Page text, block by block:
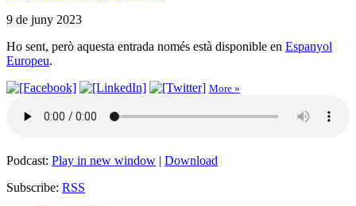
9 de juny 2023
Ho sent, però aquesta entrada només està disponible en Espanyol
Europeu.
More »
Podcast: Play in new window | Download
Subscribe: RSS